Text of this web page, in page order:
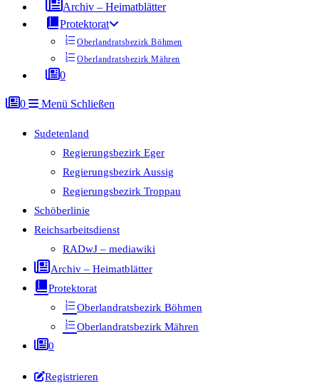
Archiv – Heimatblätter
Protektorat
Oberlandratsbezirk Böhmen
Oberlandratsbezirk Mähren
0
0 Menü Schließen
Sudetenland
Regierungsbezirk Eger
Regierungsbezirk Aussig
Regierungsbezirk Troppau
Schöberlinie
Reichsarbeitsdienst
RADwJ – mediawiki
Archiv – Heimatblätter
Protektorat
Oberlandratsbezirk Böhmen
Oberlandratsbezirk Mähren
0
Registrieren